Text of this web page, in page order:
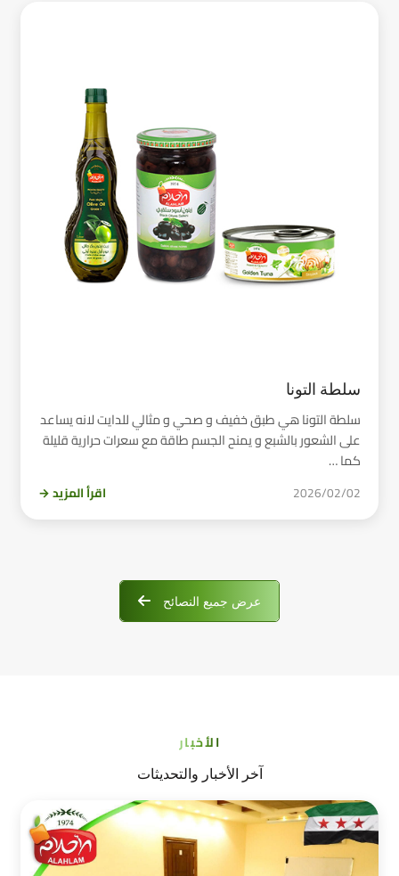
سلطة التونا
سلطة التونا هي طبق خفيف و صحي و مثالي للدايت لانه يساعد
على الشعور بالشبع و يمنح الجسم طاقة مع سعرات حرارية قليلة
كما …
2026/02/02 اقرأ المزيد →
عرض جميع النصائح
الأخبار
آخر الأخبار والتحديثات